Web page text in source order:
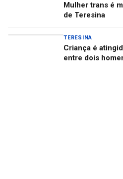
Mulher trans é
de Teresina
TERESINA
Criança é
entre dois